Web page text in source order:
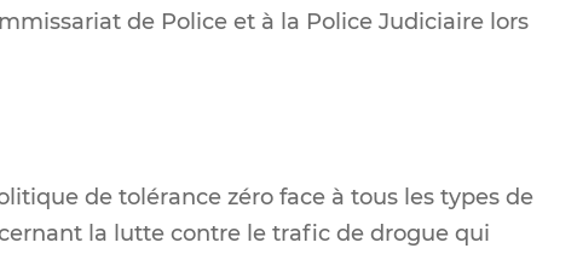
de Police et à la Police Judiciaire lors
de tolérance zéro face à tous les types de
la lutte contre le trafic de drogue qui